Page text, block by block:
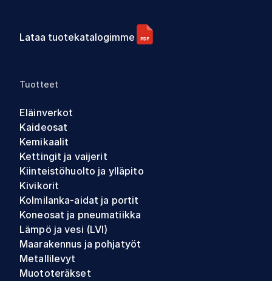
Lataa tuotekatalogimme
Tuotteet
Eläinverkot
Kaideosat
Kemikaalit
Kettingit ja vaijerit
Kiinteistöhuolto ja ylläpito
Kivikorit
Kolmilanka-aidat ja portit
Koneosat ja pneumatiikka
Lämpö ja vesi (LVI)
Maarakennus ja pohjatyöt
Metallilevyt
Muototeräkset